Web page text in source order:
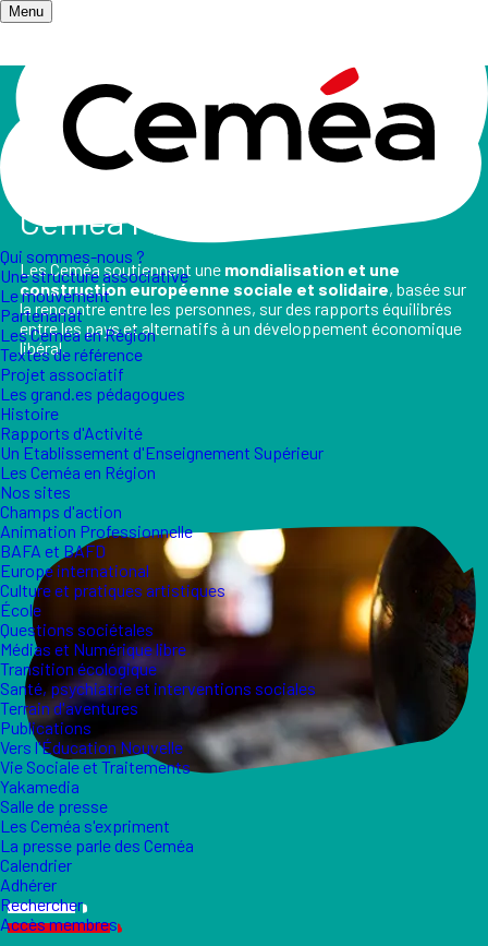
Menu
Qui sommes-nous ?
Une structure associative
Le mouvement
Partenariat
Les Ceméa en Région
Textes de référence
Projet associatif
Les grand.es pédagogues
Histoire
Rapports d'Activité
Un Etablissement d'Enseignement Supérieur
Les Ceméa en Région
Nos sites
Champs d'action
Animation Professionnelle
BAFA et BAFD
Europe international
Culture et pratiques artistiques
École
Questions sociétales
Médias et Numérique libre
Transition écologique
Santé, psychiatrie et interventions sociales
Terrain d'aventures
Publications
Vers l'Éducation Nouvelle
Vie Sociale et Traitements
Yakamedia
Salle de presse
Les Ceméa s'expriment
La presse parle des Ceméa
Calendrier
Adhérer
Rechercher
Accès membres
Accueil/ Les champs d'action / Europe international
L'Action Internationale des
Ceméa France
Les Ceméa soutiennent une mondialisation et une
construction européenne sociale et solidaire, basée sur
la rencontre entre les personnes, sur des rapports équilibrés
entre les pays et alternatifs à un développement économique
libéral.